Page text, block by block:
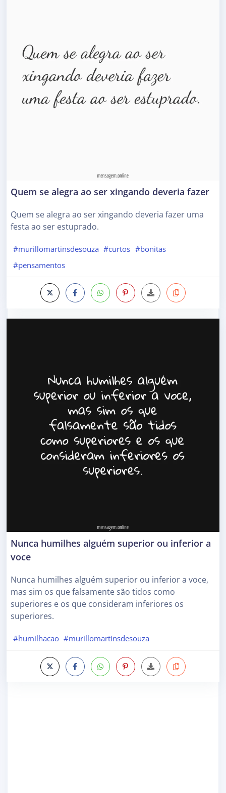
Quem se alegra ao ser xingando deveria fazer
Quem se alegra ao ser xingando deveria fazer uma
festa ao ser estuprado.
#murillomartinsdesouza #curtos #bonitas
#pensamentos
Nunca humilhes alguém superior ou inferior a
voce
Nunca humilhes alguém superior ou inferior a voce,
mas sim os que falsamente são tidos como
superiores e os que consideram inferiores os
superiores.
#humilhacao #murillomartinsdesouza